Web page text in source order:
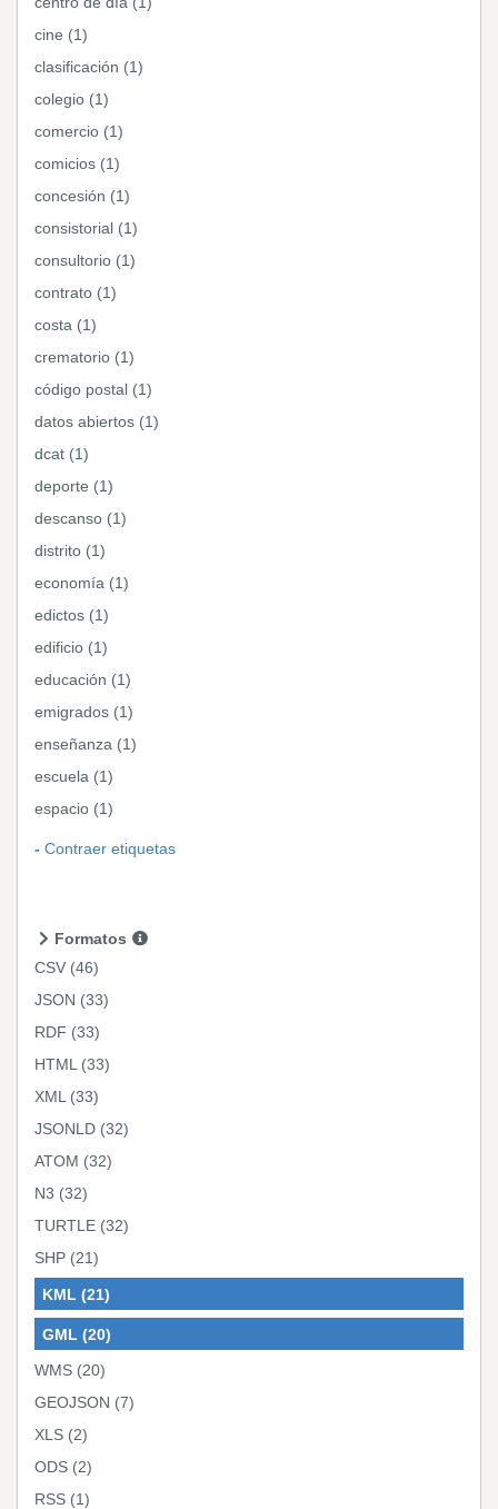
cine (1)
clasificación (1)
colegio (1)
comercio (1)
comicios (1)
concesión (1)
consistorial (1)
consultorio (1)
contrato (1)
costa (1)
crematorio (1)
código postal (1)
datos abiertos (1)
dcat (1)
deporte (1)
descanso (1)
distrito (1)
economía (1)
edictos (1)
edificio (1)
educación (1)
emigrados (1)
enseñanza (1)
escuela (1)
espacio (1)
Contraer etiquetas
Formatos
CSV (46)
JSON (33)
RDF (33)
HTML (33)
XML (33)
JSONLD (32)
ATOM (32)
N3 (32)
TURTLE (32)
SHP (21)
KML (21)
GML (20)
WMS (20)
GEOJSON (7)
XLS (2)
ODS (2)
RSS (1)